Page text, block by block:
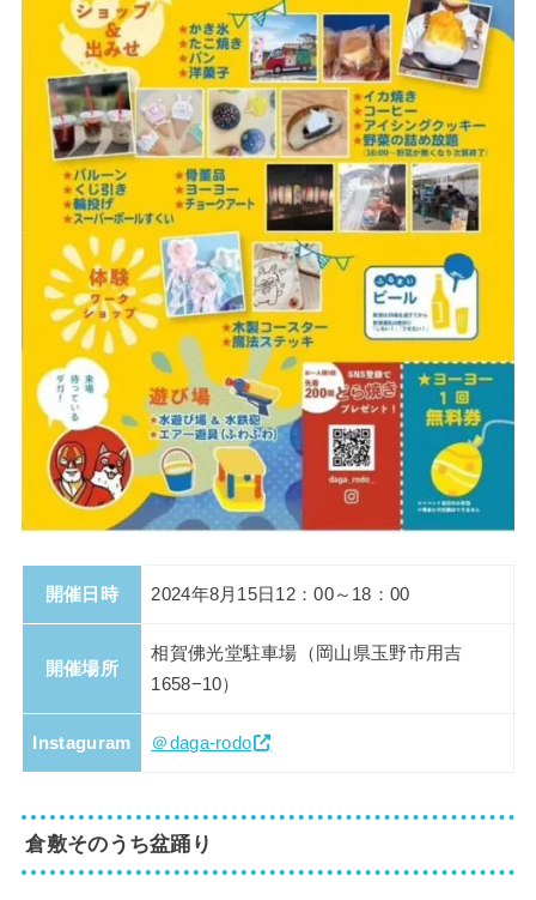
開催日時 2024年8月15日12：00～18：00
開催場所
相賀佛光堂駐車場（岡山県玉野市用吉
1658−10）
Instaguram ＠daga-rodo
倉敷そのうち盆踊り